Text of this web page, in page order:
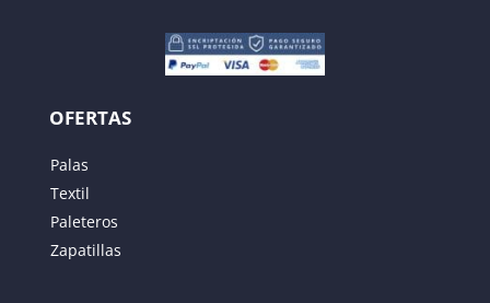
OFERTAS
Palas
Textil
Paleteros
Zapatillas